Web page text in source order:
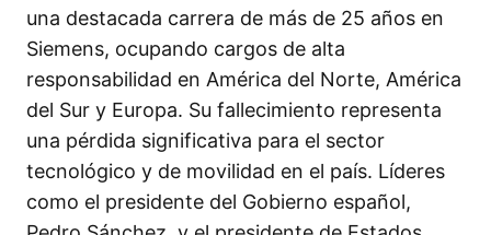
una destacada carrera de más de 25 años en
Siemens, ocupando cargos de alta
responsabilidad en América del Norte, América
del Sur y Europa. Su fallecimiento representa
una pérdida significativa para el sector
tecnológico y de movilidad en el país. Líderes
como el presidente del Gobierno español,